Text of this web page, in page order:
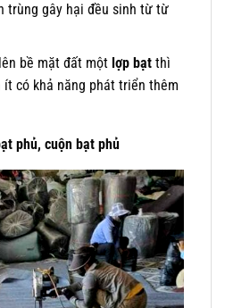
trùng gây hại đều sinh từ từ
bề mặt đất một lợp bạtthì
có khả năng phát triển thêm
phủ, cuộn bạt phủ